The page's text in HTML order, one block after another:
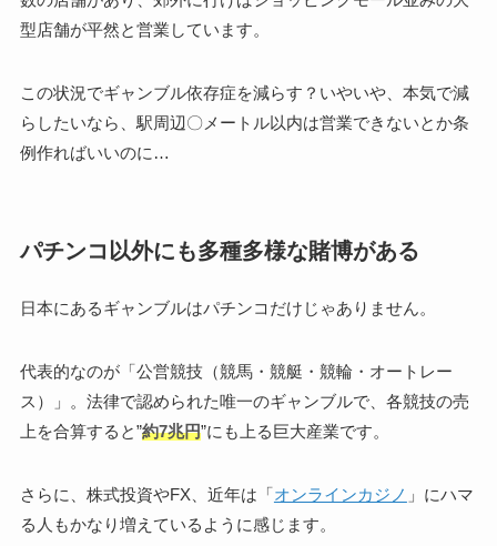
型店舗が平然と営業しています。
この状況でギャンブル依存症を減らす？いやいや、本気で減
らしたいなら、駅周辺〇メートル以内は営業できないとか条
例作ればいいのに…
パチンコ以外にも多種多様な賭博がある
日本にあるギャンブルはパチンコだけじゃありません。
代表的なのが「公営競技（競馬・競艇・競輪・オートレー
ス）」。法律で認められた唯一のギャンブルで、各競技の売
上を合算すると”約7兆円”にも上る巨大産業です。
さらに、株式投資やFX、近年は「オンラインカジノ 」にハマ
る人もかなり増えているように感じます。